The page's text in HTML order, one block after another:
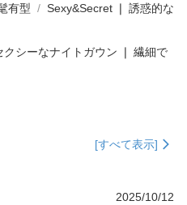
有型
Sexy&Secret ❘ 誘惑的な
クシーなナイトガウン ❘ 繊細で
[すべて表示]
2025/10/12